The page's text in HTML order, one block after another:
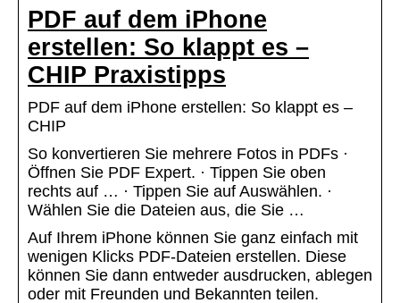
PDF auf dem iPhone
erstellen: So klappt es –
CHIP Praxistipps
PDF auf dem iPhone erstellen: So klappt es –
CHIP
So konvertieren Sie mehrere Fotos in PDFs ·
Öffnen Sie PDF Expert. · Tippen Sie oben
rechts auf … · Tippen Sie auf Auswählen. ·
Wählen Sie die Dateien aus, die Sie …
Auf Ihrem iPhone können Sie ganz einfach mit
wenigen Klicks PDF-Dateien erstellen. Diese
können Sie dann entweder ausdrucken, ablegen
oder mit Freunden und Bekannten teilen.